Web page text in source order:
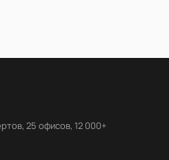
25 офисов, 12 000+